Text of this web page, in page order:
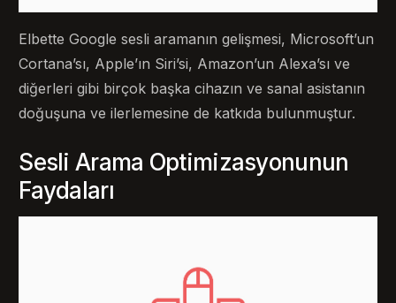
Elbette Google sesli aramanın gelişmesi, Microsoft’un
Cortana’sı, Apple’ın Siri’si, Amazon’un Alexa’sı ve
diğerleri gibi birçok başka cihazın ve sanal asistanın
doğuşuna ve ilerlemesine de katkıda bulunmuştur.
Sesli Arama Optimizasyonunun
Faydaları